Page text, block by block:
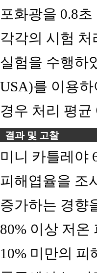
포화광을 0.8
각각의 시험
실험을 수행하
USA)를 이용
경우 처리 평균
결과 및 고찰
미니 카틀레야
피해엽율을 조
증가하는 경향
80% 이상 저온
10% 미만의 피